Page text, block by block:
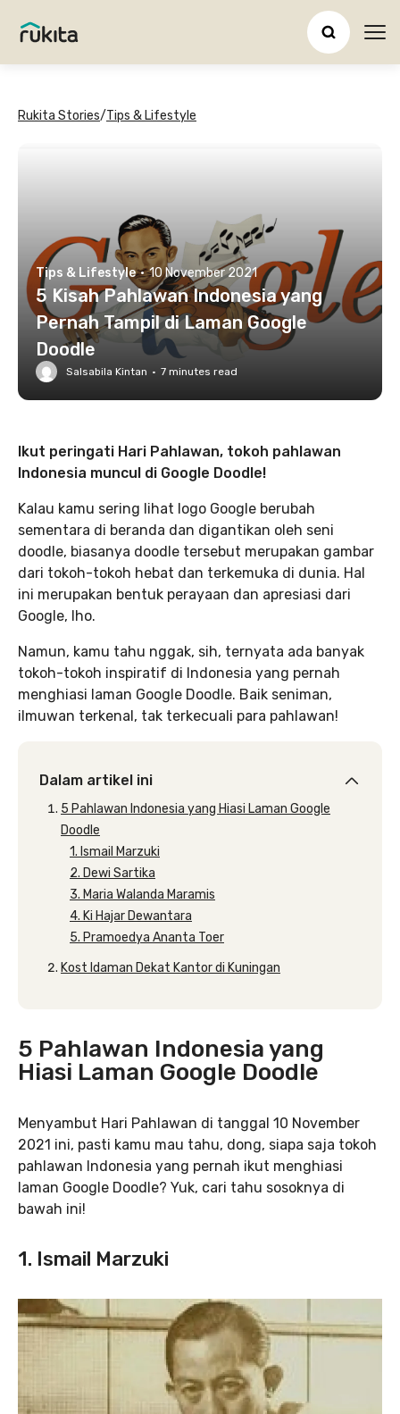
Rukita Stories/Tips & Lifestyle
Tips & Lifestyle · 10 November 2021
5 Kisah Pahlawan Indonesia yang
Pernah Tampil di Laman Google
Doodle
Salsabila Kintan · 7 minutes read
Ikut peringati Hari Pahlawan, tokoh pahlawan
Indonesia muncul di Google Doodle!
Kalau kamu sering lihat logo Google berubah
sementara di beranda dan digantikan oleh seni
doodle, biasanya doodle tersebut merupakan gambar
dari tokoh-tokoh hebat dan terkemuka di dunia. Hal
ini merupakan bentuk perayaan dan apresiasi dari
Google, lho.
Namun, kamu tahu nggak, sih, ternyata ada banyak
tokoh-tokoh inspiratif di Indonesia yang pernah
menghiasi laman Google Doodle. Baik seniman,
ilmuwan terkenal, tak terkecuali para pahlawan!
Dalam artikel ini
5 Pahlawan Indonesia yang Hiasi Laman Google
Doodle
1. Ismail Marzuki
2. Dewi Sartika
3. Maria Walanda Maramis
4. Ki Hajar Dewantara
5. Pramoedya Ananta Toer
Kost Idaman Dekat Kantor di Kuningan
5 Pahlawan Indonesia yang
Hiasi Laman Google Doodle
Menyambut Hari Pahlawan di tanggal 10 November
2021 ini, pasti kamu mau tahu, dong, siapa saja tokoh
pahlawan Indonesia yang pernah ikut menghiasi
laman Google Doodle? Yuk, cari tahu sosoknya di
bawah ini!
1. Ismail Marzuki